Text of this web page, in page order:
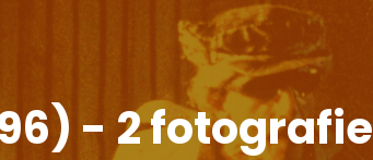
- 2 fotografie